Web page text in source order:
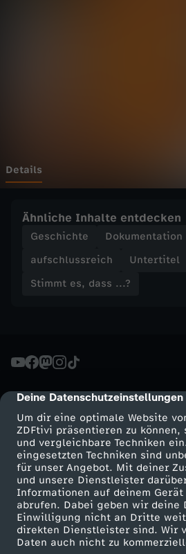
cmp-dialog-description
Deine Datenschutzeinstellungen
Um dir eine optimale Website
ZDFtivi präsentieren zu können,
und vergleichbare Techniken
eingesetzten Techniken sind
für unser Angebot. Mit deiner
und unsere Dienstleister
Informationen auf deinem
abrufen. Dabei geben wir deine
Einwilligung nicht an Dritte
direkten Dienstleister sind. Wir
Daten auch nicht zu
s
.
.
D
i
e
n
t
S
Details
Ähnliche Inhalte entdecken
Geschichte
Dokumentation
aufschlussreich
Untertitel
Stimmt es, dass ...?
Mehr ZDF
ZDF-Apps
Smart TV
ZDFtext